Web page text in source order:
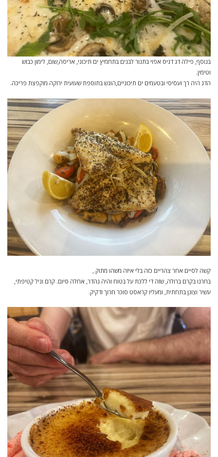
בנוסף, פילה דג דניס אפוי בתנור לבנים בתחמיץ ים תיכוני, אריסה,שום, לימון כבוש
וטימין.
הדג היה רך ועסיסי ובטעמים ים תיכוניים,הוגש בתוספת שעועית ירוקה מוקפצת פריכה.
קשה לסיים אחר צהריים כזה בלי איזה משהו מתוק ,
בחרנו בקרם ברולה, שזה די ללכת על בטוח והיה נהדר, אחלה סיום. קרם וניל קטיפתי,
עשיר וצונן בתחתית, ומעליו קראסט סוכר חרוך ודקיק.